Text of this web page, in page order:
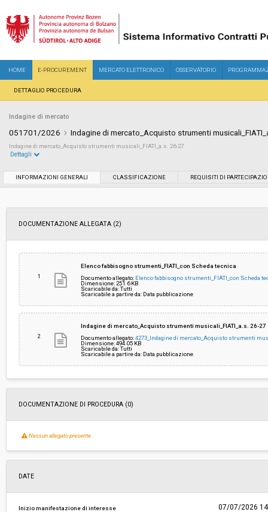
HOME E-PROCUREMENT MERCATO ELETTRONICO OSSERVATORIO
DETTAGLIO PROCEDURA
Indagine di mercato
051701/2026 Indagine di mercato_Acquisto strumenti
Indagine di mercato_Acquisto strumenti musicali_FIATI_a.s. 26-27
Svolgimento:
Importo a base di gara soggetto a
ribasso:
Costi di sicurezza non soggetti a
ribasso:
Dettagli
INFORMAZIONI GENERALI CLASSIFICAZIONE REQUISITI DI
DOCUMENTAZIONE ALLEGATA (2)
1
Elenco fabbisogno strumenti_FIATI_con Scheda tecnica
Documento allegato: Elenco fabbisogno strumenti_FIATI_con Scheda
Dimensione: 251.6 KB
Scaricabile da: Tutti
Scaricabile a partire da: Data pubblicazione
2
Indagine di mercato_Acquisto strumenti musicali_FIATI_a.s. 26-27
Documento allegato:4273_Indagine di mercato_Acquisto strumenti
Dimensione: 494.05 KB
Scaricabile da: Tutti
Scaricabile a partire da: Data pubblicazione
DOCUMENTAZIONE DI PROCEDURA (0)
Nessun allegato presente
DATE
Inizio manifestazione di interesse 07/07/2026